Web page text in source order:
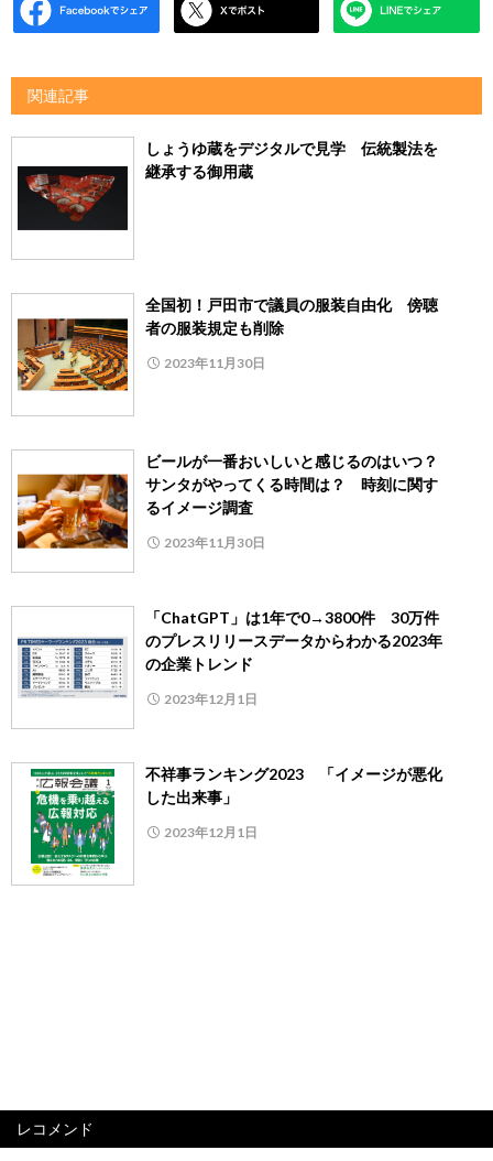
関連記事
しょうゆ蔵をデジタルで見学 伝統製法を
継承する御用蔵
全国初！戸田市で議員の服装自由化 傍聴
者の服装規定も削除
2023年11月30日
ビールが一番おいしいと感じるのはいつ？
サンタがやってくる時間は？ 時刻に関す
るイメージ調査
2023年11月30日
「ChatGPT」は1年で0→3800件 30万件
のプレスリリースデータからわかる2023年
の企業トレンド
2023年12月1日
不祥事ランキング2023 「イメージが悪化
した出来事」
2023年12月1日
レコメンド